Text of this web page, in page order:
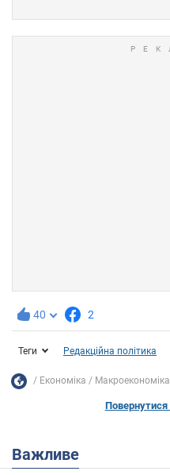
40 2
Теги Редакційна політика
Економіка Mакроекономіка
Повернутися
Важливе